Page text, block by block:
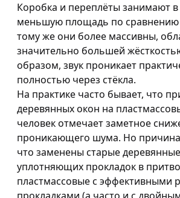
Коробка и переплёты занимают в
меньшую площадь по сравнению
тому же они более массивны,
значительно большей
образом, звук проникает
полностью через стёкла.
На практике часто бывает, что
деревянных окон на
человек отмечает заметное
проникающего шума. Но причина
что заменены старые
уплотняющих прокладок в
пластмассовые с эффективными